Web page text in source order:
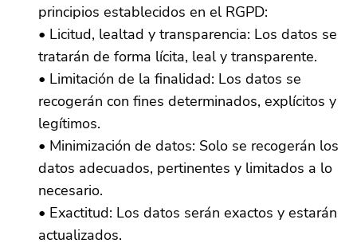
principios establecidos en el RGPD:
• Licitud, lealtad y transparencia: Los datos se
tratarán de forma lícita, leal y transparente.
• Limitación de la finalidad: Los datos se
recogerán con fines determinados, explícitos y
legítimos.
• Minimización de datos: Solo se recogerán los
datos adecuados, pertinentes y limitados a lo
necesario.
• Exactitud: Los datos serán exactos y estarán
actualizados.